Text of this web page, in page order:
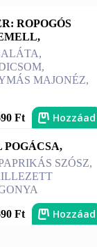
ROPOGÓS
MAJONÉZ,
Ft Hozzáad
SZÓSZ,
Ft Hozzáad